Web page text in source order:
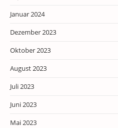
Januar 2024
Dezember 2023
Oktober 2023
August 2023
Juli 2023
Juni 2023
Mai 2023